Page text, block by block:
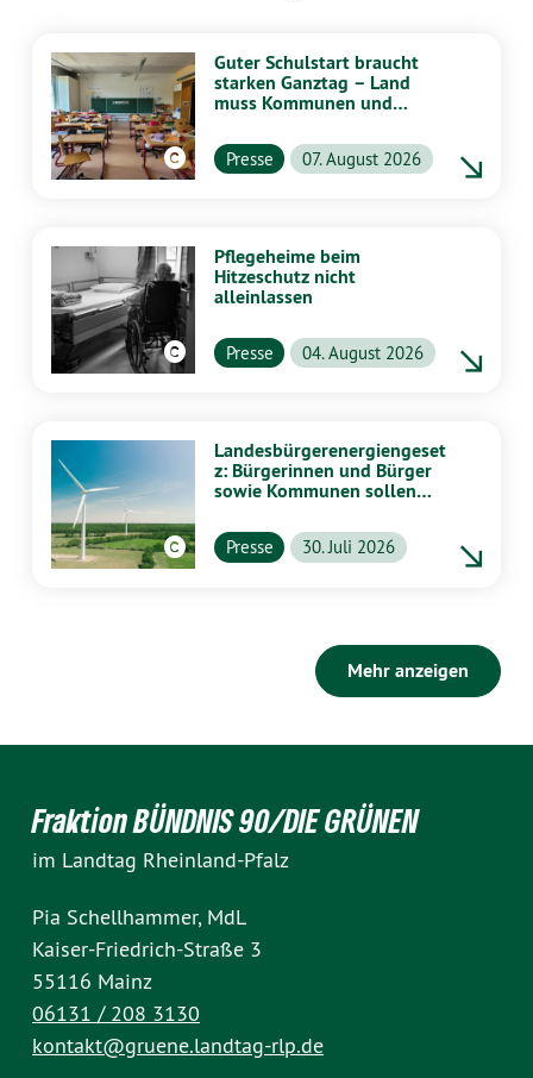
Guter Schulstart braucht
starken Ganztag – Land
muss Kommunen und
unterstützen
Presse 07. August 2026
Pflegeheime beim
Hitzeschutz nicht
alleinlassen
Presse 04. August 2026
Landesbürgerenergiengeset
z: Bürgerinnen und Bürger
sowie Kommunen sollen
profitieren
Presse 30. Juli 2026
Mehr anzeigen
Fraktion BÜNDNIS 90/DIE GRÜNEN
im Landtag Rheinland-Pfalz
Pia Schellhammer, MdL
Kaiser-Friedrich-Straße 3
55116 Mainz
06131 / 208 3130
kontakt@gruene.landtag-rlp.de